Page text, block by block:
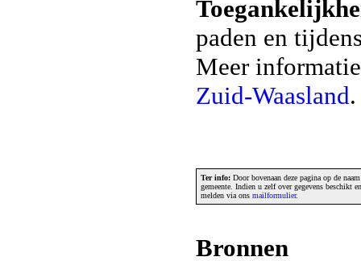
paden en
Meer
Zuid-Waasland.
Ter info: Door bovenaan deze pagina op de
gemeente. Indien u zelf over gegevens beschikt
melden via ons mailformulier.
Bronnen